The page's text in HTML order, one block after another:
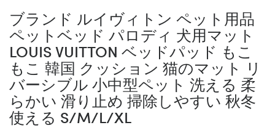
ブランド ルイヴィトン ペット用品
ペットベッド パロディ 犬用マット
LOUIS VUITTON ベッドパッド もこ
もこ 韓国 クッション 猫のマット リ
バーシブル 小中型ペット 洗える 柔
らかい 滑り止め 掃除しやすい 秋冬
使える S/M/L/XL